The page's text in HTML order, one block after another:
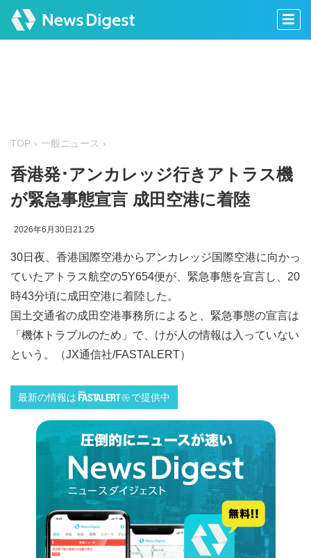
TOP 一般ニュース
香港発･アンカレッジ行きアトラス機
が緊急事態宣言 成田空港に着陸
2026年6月30日21:25
30日夜、香港国際空港からアンカレッジ国際空港に向かっ
ていたアトラス航空の5Y654便が、緊急事態を宣言し、20
時43分頃に成田空港に着陸した。
国土交通省の成田空港事務所によると、緊急事態の宣言は
「機体トラブルのため」で、けが人の情報は入っていない
という。（JX通信社/FASTALERT）
最新の情報は で提供中